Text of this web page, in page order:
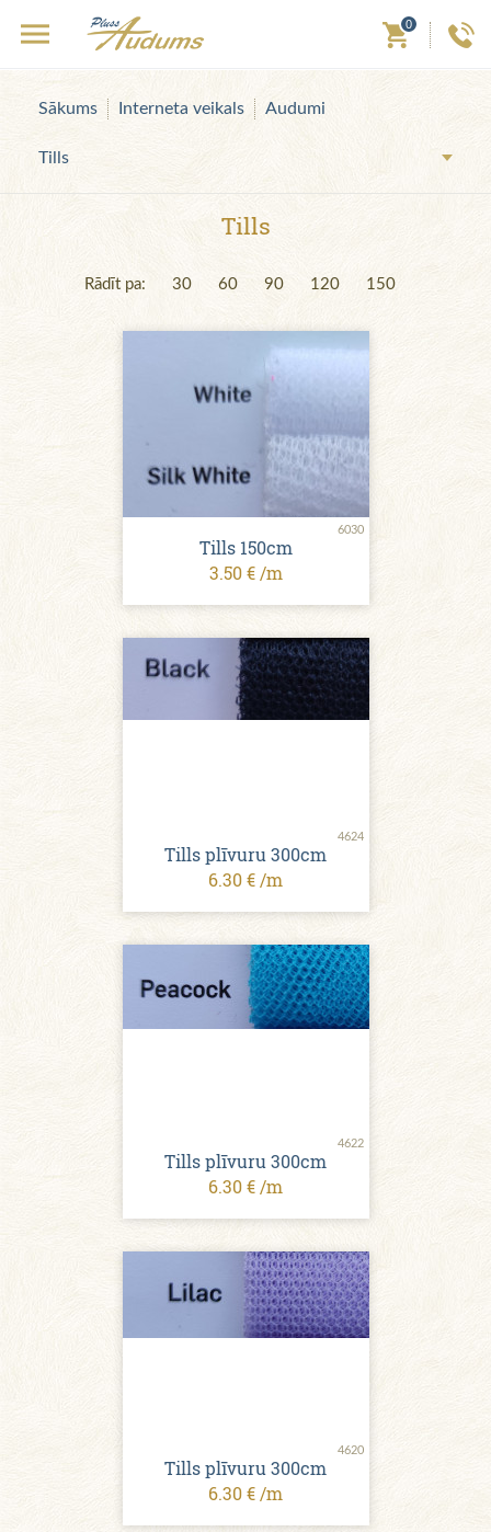
0
Sākums Interneta veikals Audumi
Tills
Tills
Rādīt pa: 30 60 90 120 150
6030
Tills 150cm
3.50 € /m
4624
Tills plīvuru 300cm
6.30 € /m
4622
Tills plīvuru 300cm
6.30 € /m
4620
Tills plīvuru 300cm
6.30 € /m